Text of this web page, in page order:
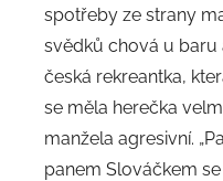
spotřeby ze strany
svědků chová u baru
česká rekreantka,
se měla herečka
manžela agresivní.
panem Slováčkem